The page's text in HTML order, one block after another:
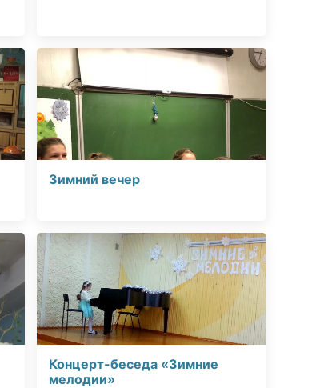
Зимний вечер
Концерт-беседа «Зимние
мелодии»